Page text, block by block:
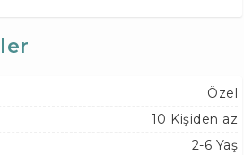
Özel
10 Kişiden az
2-6 Yaş